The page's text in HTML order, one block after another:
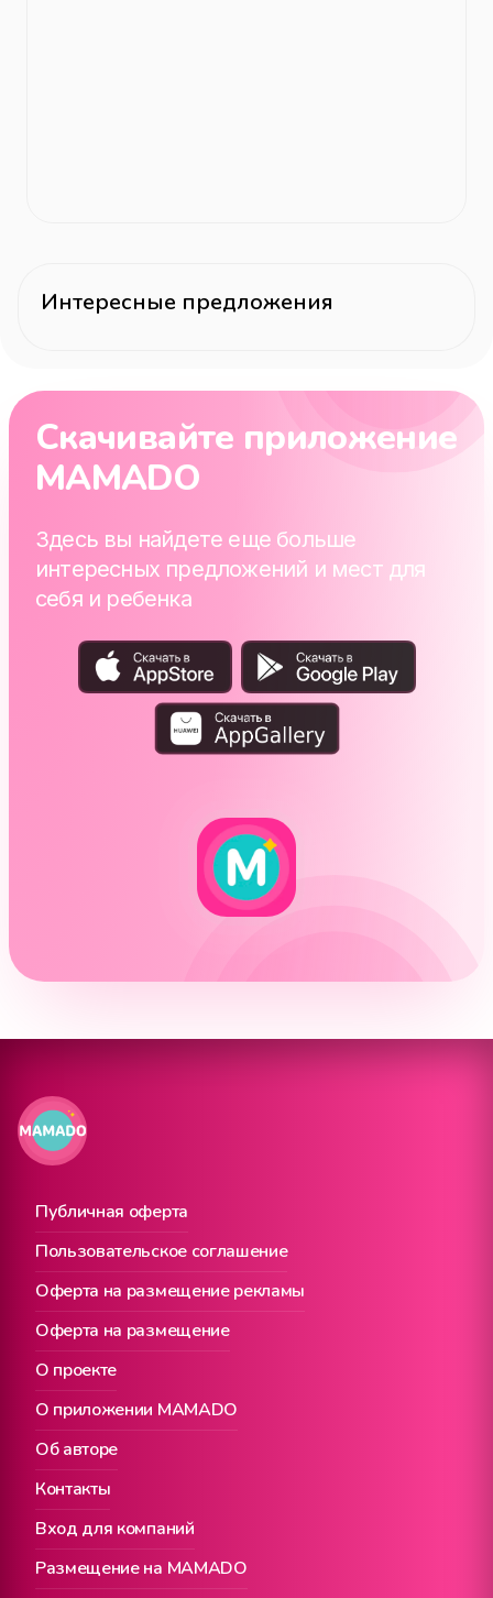
Интересные предложения
Скачивайте приложение
MAMADO
Здесь вы найдете еще больше
интересных предложений и мест для
себя и ребенка
Публичная оферта
О проекте
Вход для компаний
Пользовательское соглашение
О приложении MAMADO
Размещение на MAMADO
Оферта на размещение рекламы
Об авторе
Оферта на размещение
Контакты